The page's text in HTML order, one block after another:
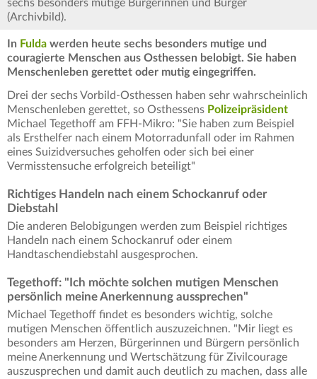
sechs besonders mutige Bürgerinnen und Bürger
(Archivbild).
In Fulda werden heute sechs besonders mutige und
couragierte Menschen aus Osthessen belobigt. Sie haben
Menschenleben gerettet oder mutig eingegriffen.
Drei der sechs Vorbild-Osthessen haben sehr wahrscheinlich
Menschenleben gerettet, so Osthessens Polizeipräsident
Michael Tegethoff am FFH-Mikro: "Sie haben zum Beispiel
als Ersthelfer nach einem Motorradunfall oder im Rahmen
eines Suizidversuches geholfen oder sich bei einer
Vermisstensuche erfolgreich beteiligt"
Richtiges Handeln nach einem Schockanruf oder
Diebstahl
Die anderen Belobigungen werden zum Beispiel richtiges
Handeln nach einem Schockanruf oder einem
Handtaschendiebstahl ausgesprochen.
Tegethoff: "Ich möchte solchen mutigen Menschen
persönlich meine Anerkennung aussprechen"
Michael Tegethoff findet es besonders wichtig, solche
mutigen Menschen öffentlich auszuzeichnen. "Mir liegt es
besonders am Herzen, Bürgerinnen und Bürgern persönlich
meine Anerkennung und Wertschätzung für Zivilcourage
auszusprechen und damit auch deutlich zu machen, dass alle